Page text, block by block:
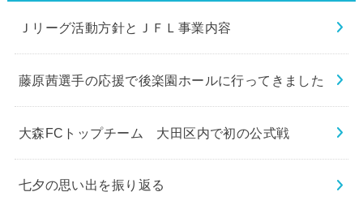
Ｊリーグ活動方針とＪＦＬ事業内容
藤原茜選手の応援で後楽園ホールに行ってきました
大森FCトップチーム 大田区内で初の公式戦
七夕の思い出を振り返る